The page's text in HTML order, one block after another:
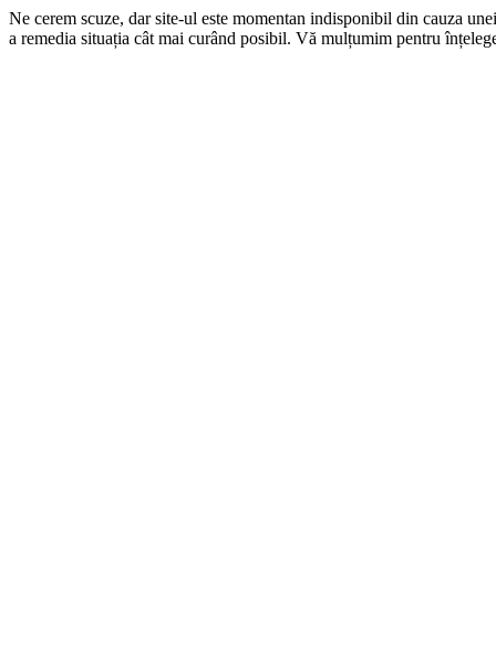
Ne cerem scuze, dar site-ul este momentan indisponibil din cauza
a remedia situația cât mai curând posibil. Vă mulțumim pentru